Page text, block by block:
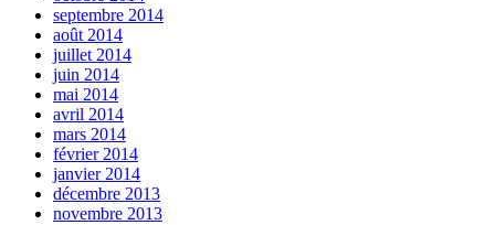
septembre 2014
août 2014
juillet 2014
juin 2014
mai 2014
avril 2014
mars 2014
février 2014
janvier 2014
décembre 2013
novembre 2013